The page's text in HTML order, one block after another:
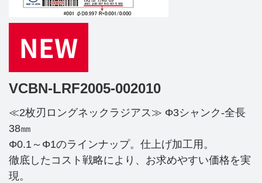
VCBN-LRF2005-002010
≪2枚刃ロングネックラジアス≫ Φ3シャンク-全長
38㎜
Φ0.1～Φ1のラインナップ。仕上げ加工用。
徹底したコスト戦略により、お求めやすい価格を実
現。